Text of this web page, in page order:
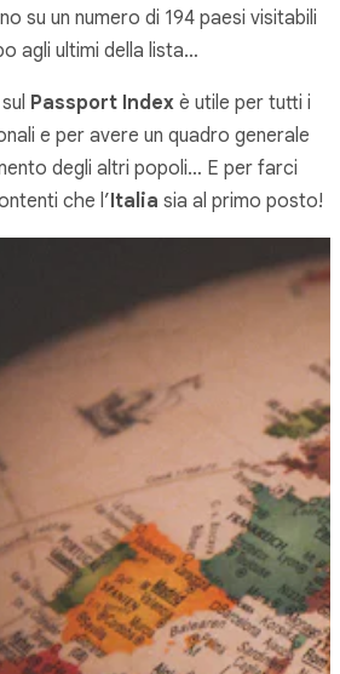
su un numero di 194 paesi visitabili
agli ultimi della lista…
Passport Index è utile per tutti i
e per avere un quadro generale
degli altri popoli… E per farci
che l’Italia sia al primo posto!